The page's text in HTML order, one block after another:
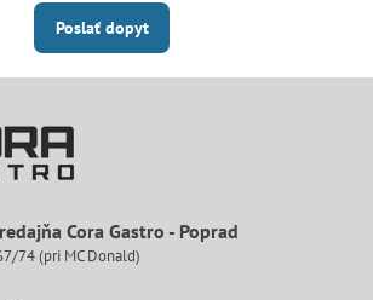
Poslať dopyt
Cora Gastro - Poprad
74 (pri MC Donald)